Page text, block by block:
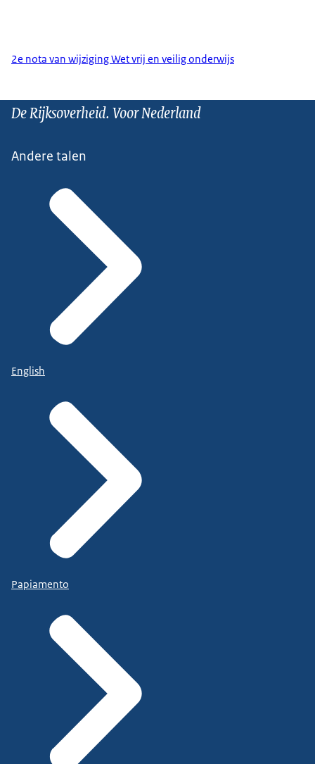
2e nota van wijziging Wet vrij en veilig onderwijs
De Rijksoverheid. Voor Nederland
Andere talen
English
Papiamento